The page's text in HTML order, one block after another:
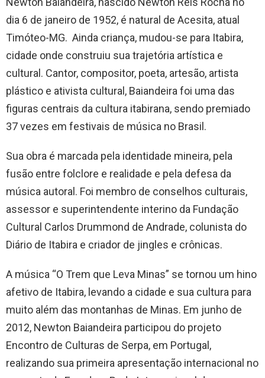
dia 6 de janeiro de 1952, é natural de Acesita, atual
Timóteo-MG. Ainda criança, mudou-se para Itabira,
cidade onde construiu sua trajetória artística e
cultural. Cantor, compositor, poeta, artesão, artista
plástico e ativista cultural, Baiandeira foi uma das
figuras centrais da cultura itabirana, sendo premiado
37 vezes em festivais de música no Brasil.
Sua obra é marcada pela identidade mineira, pela
fusão entre folclore e realidade e pela defesa da
música autoral. Foi membro de conselhos culturais,
assessor e superintendente interino da Fundação
Cultural Carlos Drummond de Andrade, colunista do
Diário de Itabira e criador de jingles e crônicas.
A música “O Trem que Leva Minas” se tornou um hino
afetivo de Itabira, levando a cidade e sua cultura para
muito além das montanhas de Minas. Em junho de
2012, Newton Baiandeira participou do projeto
Encontro de Culturas de Serpa, em Portugal,
realizando sua primeira apresentação internacional no